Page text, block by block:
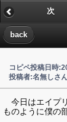
back
次
コピペ投稿日時
投稿者:名無しさ
今日はエイプ
ものように僕の